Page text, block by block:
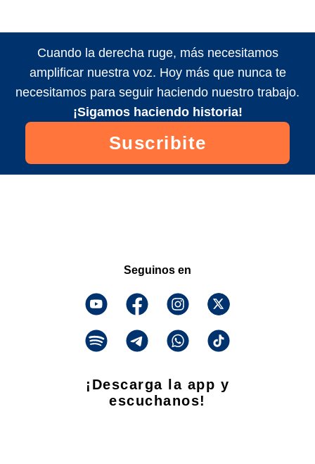
Cuando la derecha ruge, más necesitamos
amplificar nuestra voz. Hoy más que nunca te
necesitamos para seguir haciendo nuestro trabajo.
¡Sigamos haciendo historia!
Suscribite
Seguinos en
¡Descarga la app y
escuchanos!